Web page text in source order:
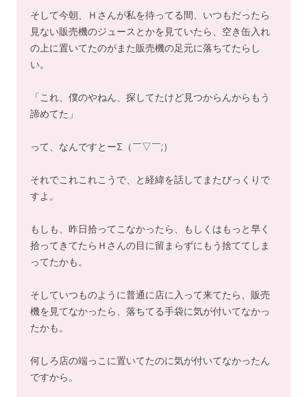
そして今朝、Ｈさんが私を待ってる間、いつもだったら
見ない販売機のジュースとかを見ていたら、空き缶入れ
の上に置いてたのがまた販売機の足元に落ちてたらし
い。
「これ、僕のやねん、探してたけど見つからんからもう
諦めてた」
って、なんですとーΣ（￣▽￣;）
それでこれこれこうで、と経緯を話してまたびっくりで
すよ。
もしも、昨日拾ってこなかったら、もしくはもっと早く
拾ってきてたらＨさんの目に留まらずにもう捨ててしま
ってたかも。
そしていつものように普通に店に入って来てたら、販売
機を見てなかったら、落ちてる手袋に気が付いてなかっ
たかも。
何しろ店の端っこに置いてたのに気が付いてなかったん
ですから。